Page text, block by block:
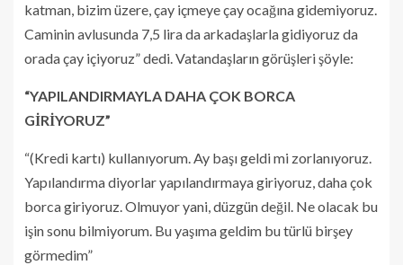
katman, bizim üzere, çay içmeye çay ocağına gidemiyoruz.
Caminin avlusunda 7,5 lira da arkadaşlarla gidiyoruz da
orada çay içiyoruz” dedi. Vatandaşların görüşleri şöyle:
“YAPILANDIRMAYLA DAHA ÇOK BORCA
GİRİYORUZ”
“(Kredi kartı) kullanıyorum. Ay başı geldi mi zorlanıyoruz.
Yapılandırma diyorlar yapılandırmaya giriyoruz, daha çok
borca giriyoruz. Olmuyor yani, düzgün değil. Ne olacak bu
işin sonu bilmiyorum. Bu yaşıma geldim bu türlü birşey
görmedim”